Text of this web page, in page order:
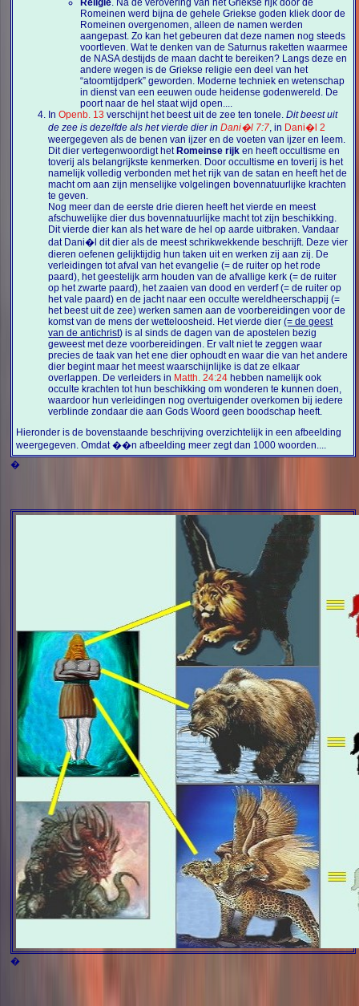
Religie. Na de verovering van het Griekse rijk door de
Romeinen werd bijna de gehele Griekse goden kliek door de
Romeinen overgenomen, alleen de namen werden
aangepast. Zo kan het gebeuren dat deze namen nog steeds
voortleven. Wat te denken van de Saturnus raketten waarmee
de NASA destijds de maan dacht te bereiken? Langs deze en
andere wegen is de Griekse religie een deel van het
“atoomtijdperk” geworden. Moderne techniek en wetenschap
in dienst van een eeuwen oude heidense godenwereld. De
poort naar de hel staat wijd open....
InOpenb. 13 verschijnt het beest uit de zee ten tonele.Dit beest uit
de zee is dezelfde als het vierde dier inDani�l 7:7, in Dani�l 2
weergegeven als de benen van ijzer en de voeten van ijzer en leem.
Dit dier vertegenwoordigt het Romeinse rijk en heeft occultisme en
toverij als belangrijkste kenmerken. Door occultisme en toverij is het
namelijk volledig verbonden met het rijk van de satan en heeft het de
macht om aan zijn menselijke volgelingen bovennatuurlijke krachten
te geven.
Nog meer dan de eerste drie dieren heeft het vierde en meest
afschuwelijke dier dus bovennatuurlijke macht tot zijn beschikking.
Dit vierde dier kan als het ware de hel op aarde uitbraken. Vandaar
dat Dani�l dit dier als de meest schrikwekkende beschrijft. Deze vier
dieren oefenen gelijktijdig hun taken uit en werken zij aan zij. De
verleidingen tot afval van het evangelie (= de ruiter op het rode
paard), het geestelijk arm houden van de afvallige kerk (= de ruiter
op het zwarte paard), het zaaien van dood en verderf (= de ruiter op
het vale paard) en de jacht naar een occulte wereldheerschappij (=
het beest uit de zee) werken samen aan de voorbereidingen voor de
komst van de mens der wetteloosheid. Het vierde dier(= de geest
van de antichrist) is al sinds de dagen van de apostelen bezig
geweest met deze voorbereidingen. Er valt niet te zeggen waar
precies de taak van het ene dier ophoudt en waar die van het andere
dier begint maar het meest waarschijnlijke is dat ze elkaar
overlappen. De verleiders in Matth. 24:24 hebben namelijk ook
occulte krachten tot hun beschikking om wonderen te kunnen doen,
waardoor hun verleidingen nog overtuigender overkomen bij iedere
verblinde zondaar die aan Gods Woord geen boodschap heeft.
Hieronder is de bovenstaande beschrijving overzichtelijk in een afbeelding
weergegeven. Omdat ��n afbeelding meer zegt dan 1000 woorden....
�
�